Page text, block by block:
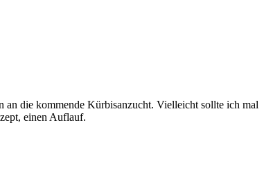
an die kommende Kürbisanzucht. Vielleicht sollte ich mal
einen Auflauf.